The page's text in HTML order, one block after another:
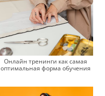
Онлайн тренинги как самая
оптимальная форма обучения